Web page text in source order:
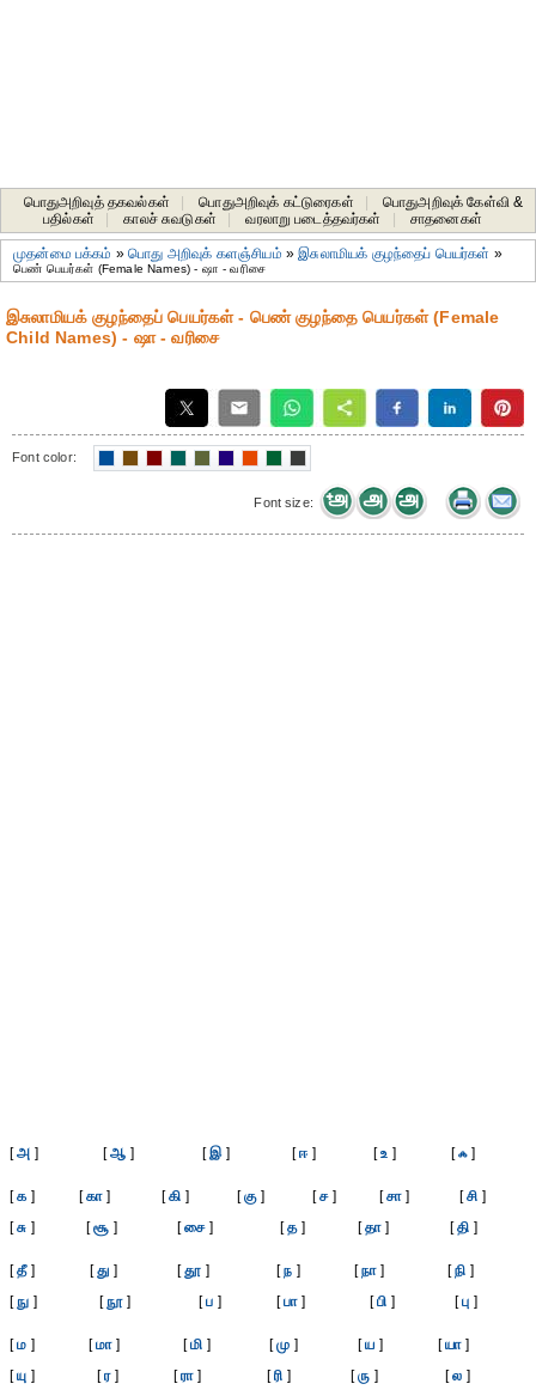
பொதுஅறிவுத் தகவல்கள் பொதுஅறிவுக் கட்டுரைகள்
பொதுஅறிவுக் கேள்வி &
பதில்கள்
காலச் சுவடுகள் வரலாறு படைத்தவர்கள் சாதனைகள்‎
முதன்மை பக்கம் »பொது அறிவுக் களஞ்சியம் »இசுலாமியக் குழந்தைப் பெயர்கள் »
பெண் பெயர்கள் (Female Names) - ஷா - வரிசை
இசுலாமியக் குழந்தைப் பெயர்கள் - பெண் குழந்தை பெயர்கள் (Female
Child Names) - ஷா - வரிசை
Font color:
Font size:
[அ ] [ஆ ] [இ] [ஈ ] [உ ] [ஃ]
[க] [கா] [கி ] [கு] [ச] [சா] [சி ]
[சு ] [சூ ] [சை] [த] [தா] [தி ]
[தீ] [து ] [தூ ] [ந ] [நா] [நி ]
[ நு ] [ நூ] [ப ] [பா] [பி ] [பு ]
[ம ] [மா] [மி ] [மு ] [ய ] [யா]
[யு ] [ர] [ரா] [ரி ] [ரு ] [ல ]